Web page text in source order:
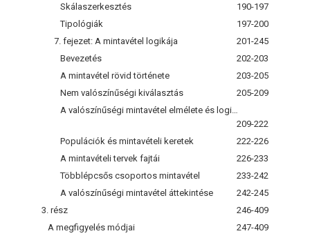
Skálaszerkesztés
190-197
Tipológiák
197-200
7. fejezet: A mintavétel logikája
201-245
Bevezetés
202-203
A mintavétel rövid története
203-205
Nem valószínűségi kiválasztás
205-209
209-222
Populációk és mintavételi keretek
222-226
A mintavételi tervek fajtái
226-233
Többlépcsős csoportos mintavétel
233-242
A valószínűségi mintavétel áttekintése
242-245
3. rész
246-409
A megfigyelés módjai
247-409